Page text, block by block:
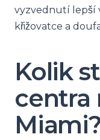
vyzvednutí lepší
křižovatce a
Kolik
centra
Miami?